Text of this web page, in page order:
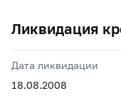
Ликвидация
Дата ликвидации
18.08.2008